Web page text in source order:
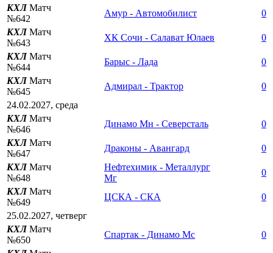
КХЛМатч
№642
Амур - Автомобилист
0
КХЛМатч
№643
ХК Сочи - Салават Юлаев
0
КХЛМатч
№644
Барыс - Лада
0
КХЛМатч
№645
Адмирал - Трактор
0
24.02.2027, среда
КХЛМатч
№646
Динамо Мн - Северсталь
0
КХЛМатч
№647
Драконы - Авангард
0
КХЛМатч
№648
Нефтехимик - Металлург
Мг
0
КХЛМатч
№649
ЦСКА - СКА
0
25.02.2027, четверг
КХЛМатч
№650
Спартак - Динамо Мс
0